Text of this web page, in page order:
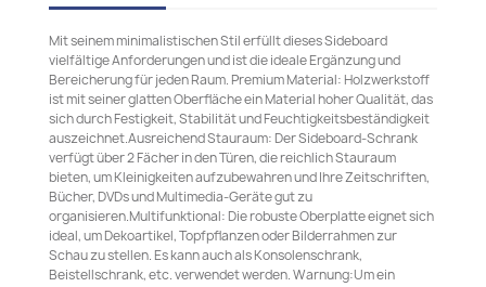
Mit seinem minimalistischen Stil erfüllt dieses Sideboard
vielfältige Anforderungen und ist die ideale Ergänzung und
Bereicherung für jeden Raum. Premium Material: Holzwerkstoff
ist mit seiner glatten Oberfläche ein Material hoher Qualität, das
sich durch Festigkeit, Stabilität und Feuchtigkeitsbeständigkeit
auszeichnet.Ausreichend Stauraum: Der Sideboard-Schrank
verfügt über 2 Fächer in den Türen, die reichlich Stauraum
bieten, um Kleinigkeiten aufzubewahren und Ihre Zeitschriften,
Bücher, DVDs und Multimedia-Geräte gut zu
organisieren.Multifunktional: Die robuste Oberplatte eignet sich
ideal, um Dekoartikel, Topfpflanzen oder Bilderrahmen zur
Schau zu stellen. Es kann auch als Konsolenschrank,
Beistellschrank, etc. verwendet werden. Warnung:Um ein